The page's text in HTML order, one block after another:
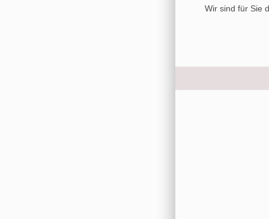
Wir sind für Sie